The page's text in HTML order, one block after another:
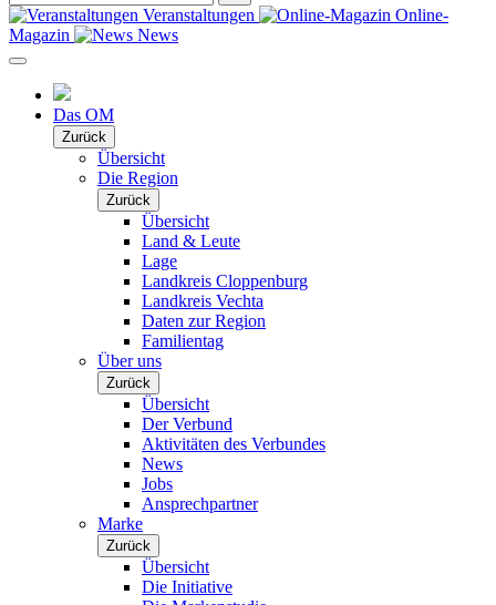
Veranstaltungen
Online-
Magazin
News
Das OM
Zurück
Übersicht
Die Region
Zurück
Übersicht
Land & Leute
Lage
Landkreis Cloppenburg
Landkreis Vechta
Daten zur Region
Familientag
Über uns
Zurück
Übersicht
Der Verbund
Aktivitäten des Verbundes
News
Jobs
Ansprechpartner
Marke
Zurück
Übersicht
Die Initiative